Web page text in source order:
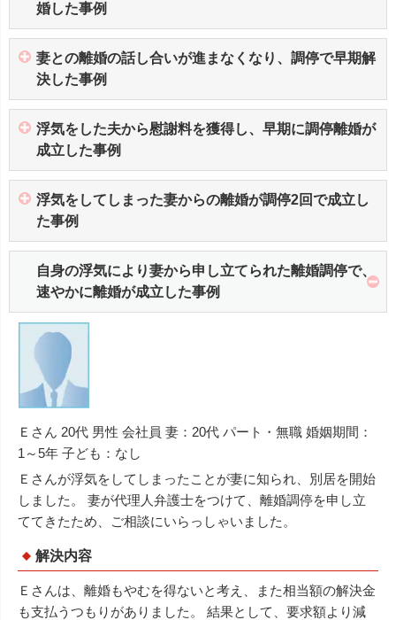
婚した事例
妻との離婚の話し合いが進まなくなり、調停で早期解
決した事例
浮気をした夫から慰謝料を獲得し、早期に調停離婚が
成立した事例
浮気をしてしまった妻からの離婚が調停2回で成立し
た事例
自身の浮気により妻から申し立てられた離婚調停で、
速やかに離婚が成立した事例
Ｅさん 20代 男性 会社員 妻：20代 パート・無職 婚姻期間：
1～5年 子ども：なし
Ｅさんが浮気をしてしまったことが妻に知られ、別居を開始
しました。 妻が代理人弁護士をつけて、離婚調停を申し立
ててきたため、ご相談にいらっしゃいました。
解決内容
Ｅさんは、離婚もやむを得ないと考え、また相当額の解決金
も支払うつもりがありました。 結果として、要求額より減